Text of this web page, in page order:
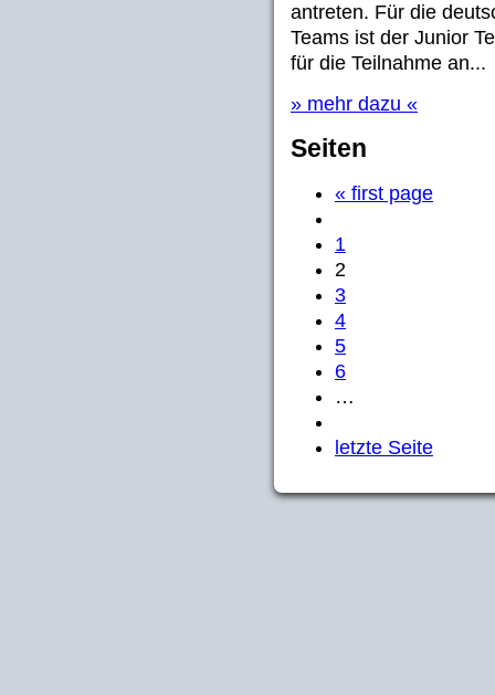
antreten. Für die
Teams ist der Junior
für die Teilnahme an...
» mehr dazu «
Seiten
« first page
1
2
3
4
5
6
…
letzte Seite